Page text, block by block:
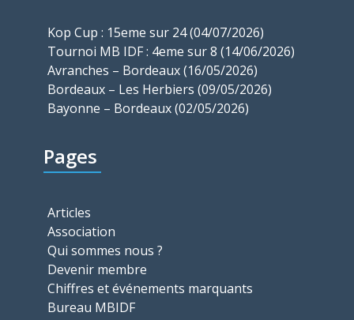
Kop Cup : 15eme sur 24 (04/07/2026)
Tournoi MB IDF : 4eme sur 8 (14/06/2026)
Avranches – Bordeaux (16/05/2026)
Bordeaux – Les Herbiers (09/05/2026)
Bayonne – Bordeaux (02/05/2026)
Pages
Articles
Association
Qui sommes nous ?
Devenir membre
Chiffres et événements marquants
Bureau MBIDF